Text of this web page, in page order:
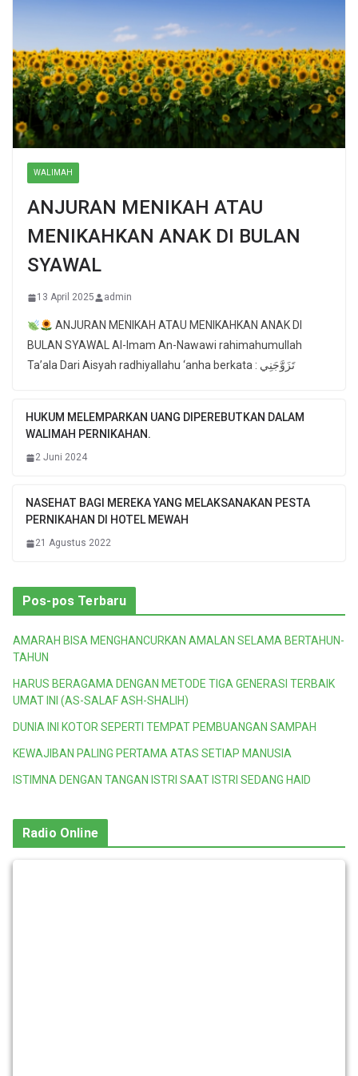
WALIMAH
ANJURAN MENIKAH ATAU
MENIKAHKAN ANAK DI BULAN
SYAWAL
13 April 2025 admin
ANJURAN MENIKAH ATAU MENIKAHKAN ANAK DI
BULAN SYAWAL Al-Imam An-Nawawi rahimahumullah
Ta’ala Dari Aisyah radhiyallahu ‘anha berkata : تَزَوَّجَنِي
HUKUM MELEMPARKAN UANG DIPEREBUTKAN DALAM
WALIMAH PERNIKAHAN.
2 Juni 2024
NASEHAT BAGI MEREKA YANG MELAKSANAKAN PESTA
PERNIKAHAN DI HOTEL MEWAH
21 Agustus 2022
Pos-pos Terbaru
AMARAH BISA MENGHANCURKAN AMALAN SELAMA BERTAHUN-
TAHUN
HARUS BERAGAMA DENGAN METODE TIGA GENERASI TERBAIK
UMAT INI (AS-SALAF ASH-SHALIH)
DUNIA INI KOTOR SEPERTI TEMPAT PEMBUANGAN SAMPAH
KEWAJIBAN PALING PERTAMA ATAS SETIAP MANUSIA
ISTIMNA DENGAN TANGAN ISTRI SAAT ISTRI SEDANG HAID
Radio Online